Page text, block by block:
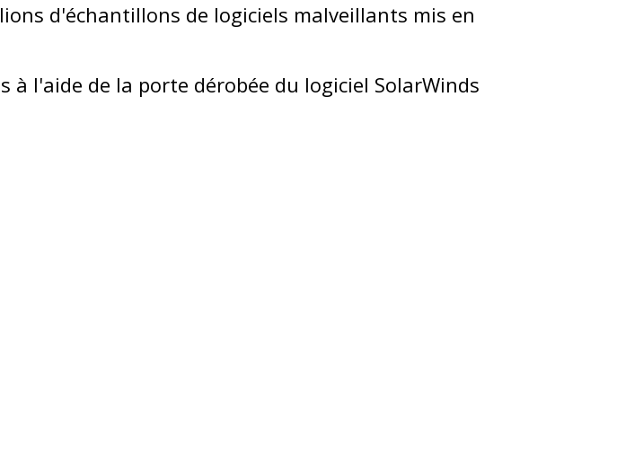
d'échantillons de logiciels malveillants mis en
à l'aide de la porte dérobée du logiciel SolarWinds